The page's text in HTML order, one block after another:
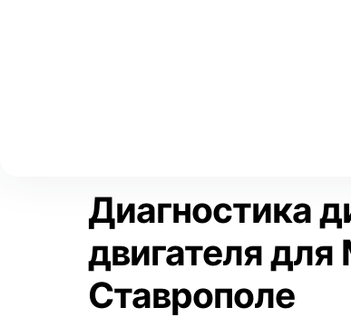
Диагностика
двигателя для
Ставрополе